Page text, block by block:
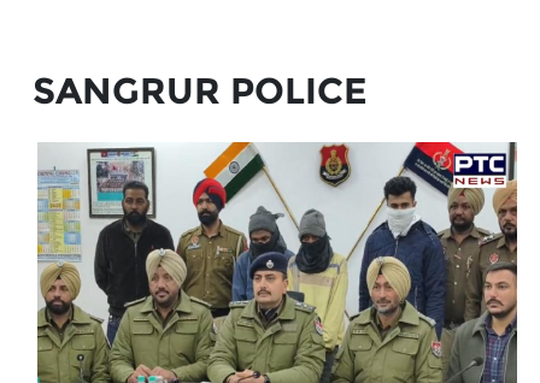
SANGRUR POLICE